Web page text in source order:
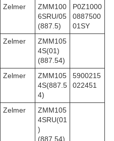
Zelmer
ZMM100
6SRU/05
(887.5)
P0Z1000
0887500
01SY
Zelmer
ZMM105
4S(01)
(887.54)
Zelmer
ZMM105
4S(887.5
4)
5900215
022451
Zelmer
ZMM105
4SRU(01
)
(887.54)